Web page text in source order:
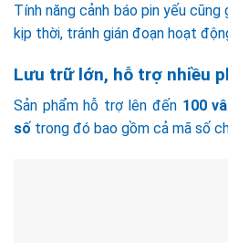
Tính năng cảnh báo pin yếu
kịp thời, tránh gián đoạn hoạt
Lưu trữ lớn, hỗ trợ nhiều
Sản phẩm hỗ trợ lên đến 100
số trong đó bao gồm cả mã số